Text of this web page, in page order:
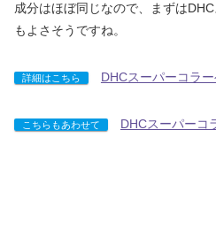
成分はほぼ同じなので、まずは
もよさそうですね。
詳細はこちら DHCスーパーコラ
こちらもあわせて DHCスーパーコ